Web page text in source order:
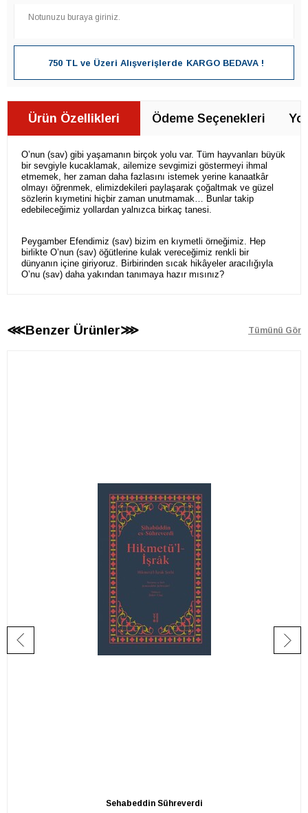
750 TL ve Üzeri Alışverişlerde KARGO BEDAVA !
Ürün Özellikleri Ödeme Seçenekleri
O’nun (sav) gibi yaşamanın birçok yolu var. Tüm hayvanları büyük
bir sevgiyle kucaklamak, ailemize sevgimizi göstermeyi ihmal
etmemek, her zaman daha fazlasını istemek yerine kanaatkâr
olmayı öğrenmek, elimizdekileri paylaşarak çoğaltmak ve güzel
sözlerin kıymetini hiçbir zaman unutmamak… Bunlar takip
edebileceğimiz yollardan yalnızca birkaç tanesi.
Peygamber Efendimiz (sav) bizim en kıymetli örneğimiz. Hep
birlikte O’nun (sav) öğütlerine kulak vereceğimiz renkli bir
dünyanın içine giriyoruz. Birbirinden sıcak hikâyeler aracılığıyla
O’nu (sav) daha yakından tanımaya hazır mısınız?
⋘Benzer Ürünler⋙ Tümünü Gör
Sehabeddin Sühreverdi